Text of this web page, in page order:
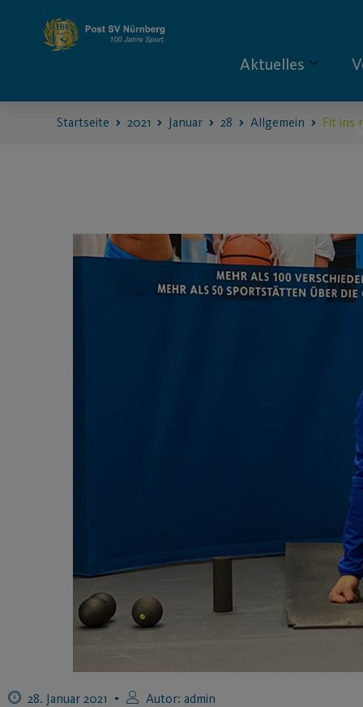
Aktuelles
Startseite 2021 Januar 28 Allgemein Fit ins
28. Januar 2021 Autor: admin